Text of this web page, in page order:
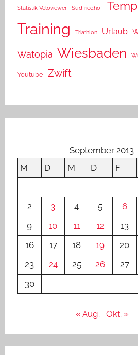
Statistik Veloviewer Südfriedhof
Training Triathlon Urlaub
Watopia Wiesbaden
Youtube Zwift
September 2013
M
D M D F
2
3 4 5 6
9
10 11 12 13
16
17 18 19 20
23
24 25 26 27
30
« Aug. Okt. »